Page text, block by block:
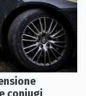
coniugi